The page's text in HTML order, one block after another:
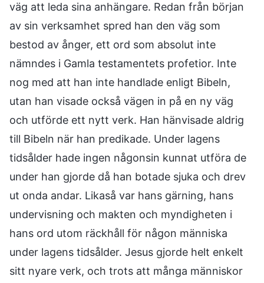
väg att leda sina anhängare. Redan från början
av sin verksamhet spred han den väg som
bestod av ånger, ett ord som absolut inte
nämndes i Gamla testamentets profetior. Inte
nog med att han inte handlade enligt Bibeln,
utan han visade också vägen in på en ny väg
och utförde ett nytt verk. Han hänvisade aldrig
till Bibeln när han predikade. Under lagens
tidsålder hade ingen någonsin kunnat utföra de
under han gjorde då han botade sjuka och drev
ut onda andar. Likaså var hans gärning, hans
undervisning och makten och myndigheten i
hans ord utom räckhåll för någon människa
under lagens tidsålder. Jesus gjorde helt enkelt
sitt nyare verk, och trots att många människor